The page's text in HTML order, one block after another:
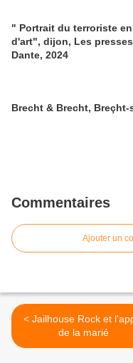
" Portrait du terroriste
d'art", dijon, Les
Dante, 2024
Brecht & Brecht, Breçht-
Commentaires
Ajouter un
< Jailhouse Rock et l'appel
de la marié